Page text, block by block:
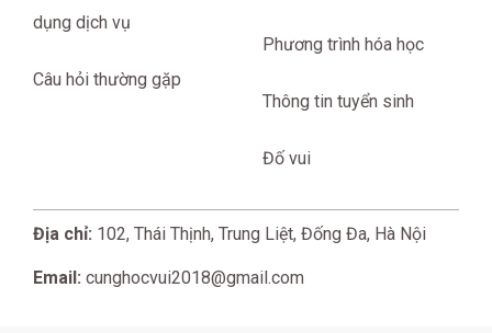
dụng dịch vụ
Câu hỏi thường gặp
Phương trình hóa học
Thông tin tuyển sinh
Đố vui
Địa chỉ: 102, Thái Thịnh, Trung Liệt, Đống Đa, Hà Nội
Email: cunghocvui2018@gmail.com